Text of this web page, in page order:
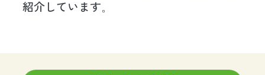
紹介しています。